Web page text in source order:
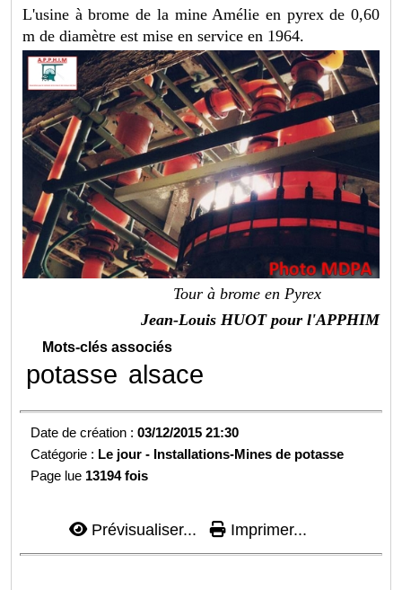
L'usine à brome de la mine Amélie en pyrex de 0,60
m de diamètre est mise en service en 1964.
Tour à brome en Pyrex
Jean-Louis HUOT pour l'APPHIM
Mots-clés associés
potasse alsace
Date de création :03/12/2015 21:30
Catégorie : Le jour - Installations-Mines de potasse
Page lue 13194 fois
Prévisualiser... Imprimer...